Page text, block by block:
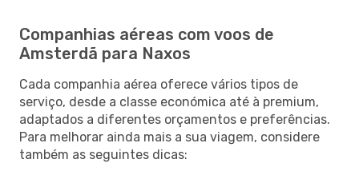
Companhias aéreas com voos de
Amsterdã para Naxos
Cada companhia aérea oferece vários tipos de
serviço, desde a classe económica até à premium,
adaptados a diferentes orçamentos e preferências.
Para melhorar ainda mais a sua viagem, considere
também as seguintes dicas: